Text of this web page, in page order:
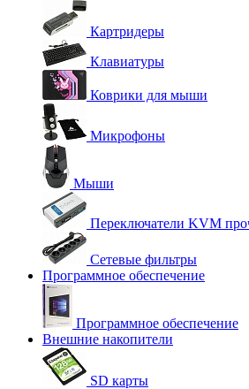
Картридеры
Клавиатуры
Коврики для мыши
Микрофоны
Мыши
Переключатели KVM
Сетевые фильтры
Программное обеспечение
Программное обеспечение
Внешние накопители
SD карты